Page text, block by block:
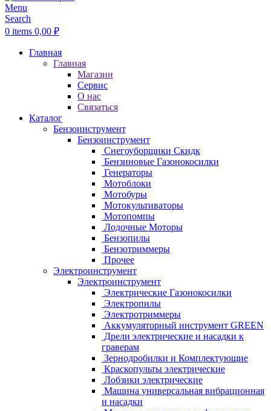
Menu
Search
0 items 0,00 ₽
Главная
Главная
Магазин
Сервис
О нас
Связаться
Каталог
Бензоинструмент
Бензоинструмент
Снегоуборщики Скидк
Бензиновые Газонокосилки
Генераторы
Мотоблоки
Мотобуры
Мотокультиваторы
Мотопомпы
Лодочные Моторы
Бензопилы
Бензотриммеры
Прочее
Электроинструмент
Электроинструмент
Электрические Газонокосилки
Электропилы
Электротриммеры
Аккумуляторный инструмент GREEN
Дрели электрические и насадки к
граверам
Зернодробилки и Комплектующие
Краскопульты электрические
Лобзики электрические
Машина универсальная вибрационная
и насадки